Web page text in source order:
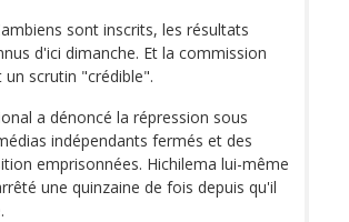
sont inscrits, les résultats
d'ici dimanche. Et la commission
scrutin "crédible".
a dénoncé la répression sous
indépendants fermés et des
emprisonnées. Hichilema lui-même
une quinzaine de fois depuis qu'il